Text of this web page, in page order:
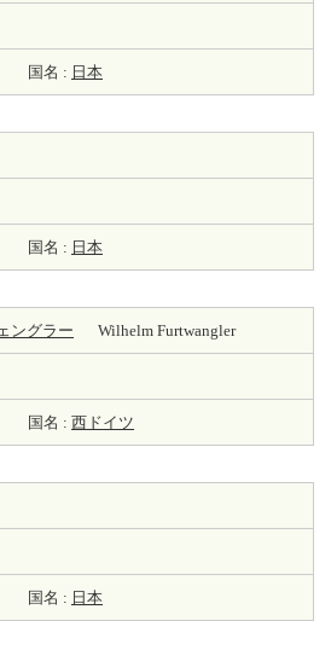
国名 : 日本
国名 : 日本
ングラー Wilhelm Furtwangler
国名 : 西ドイツ
国名 : 日本